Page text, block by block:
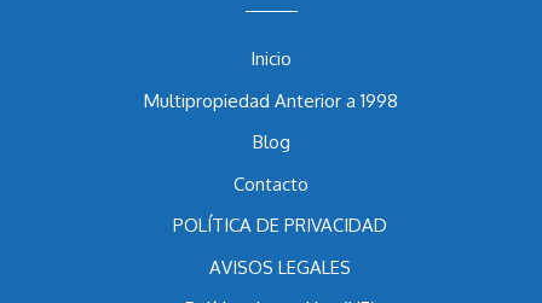
Inicio
Multipropiedad Anterior a 1998
Blog
Contacto
POLÍTICA DE PRIVACIDAD
AVISOS LEGALES